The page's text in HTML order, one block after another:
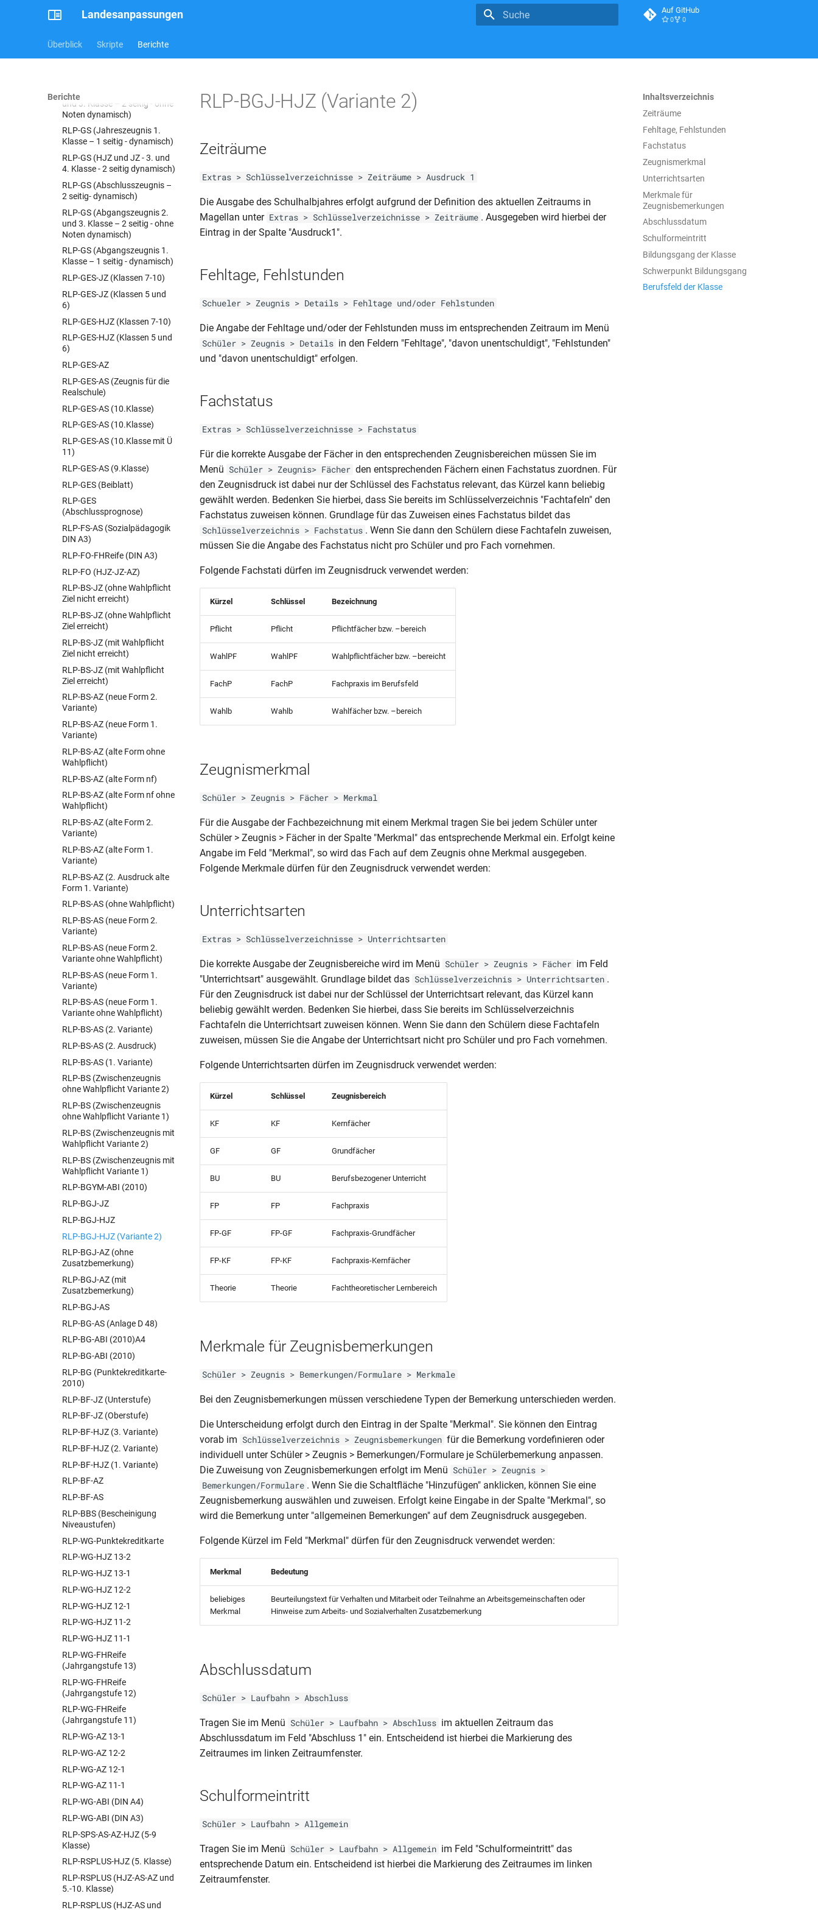
Landesanpassungen Auf GitHub
0 0
Überblick Skripte Berichte
Berichte
BER-GY-JZ (Schul Z 250)
BER-GY-JZ (Schul Z 251)
(07.10)
BER-GY-JZ (Schul Z 300)
(11.11)
BER-GY-JZ (Schul Z 300)
BER-GY-JZ (Schul Z 302)
BER-GY-ZAS (Schul II 929-
BER-GY-ZAS (Schul II 929-9)
(09.07)
BER-GY-ZAS (Schul II 929-9)
(12.08)
BER-GY-ZAZ (Schul II 929-12)
(12.08)
BER-KO
(abi_4a_berechnungsbogen_kollegs)
(03.12)
BER-KO-ABI (Schul Z 323)
(03.11)
BER-KO-ABI (Schul Z 323)
BER-KO-ABI (Schul Z 324)
(02.11)
BER-KO-ABI (Schul Z 324)
BER-KO-AS (Schul Z 320)
(06.07)
BER-KO-AS (Schul Z 320a-b)
(03.11)
BER-KO-AS (Schul Z 322)
(03.11)
BER-KO-AS (Schul Z 322)
BER-KO-AZ (Schul Z 321)
(03.11)
BER-KO-AZ (Schul Z 321)
BER-KO-ZAS (Schul Z 371)
(02.12)
BER-RS-AS (Schul Z 240)
BER-RS-AS (Schul Z 241)
BER-RS-AZ (Schul Z 242)
BER-RS-AZ (Schul Z 242)
BER-Schul II 799-3 -
(Zeugnisliste
Qualifikationsphase ISS-
GemS-BG)(11.19)
BER-Schul Z 102 (11.10)
BER-Schul Z 202 (07.10)
BER-Schul Z 212 (2021-2022)
BER-Schul Z 213(11.19)
BER-Schul Z 213(2020.2021)
BER-Schul Z 213(2021.2022)
BER-Schul Z 240 (09.17)
BER-Schul Z 250 (03.23)
BER-Schul Z 250 Co (04.21)
BER-Schul Z 250 (11.19)
BER-Schul Z 250 (02.15)
BER-Schul Z 251 (03.23)
BER-Schul Z 251b (05.16)
BER-Schul Z 255 (09.17)
BER-Schul Z 255 (10.18)
BER-Schul Z 255 (2019.2020)
BER-Schul Z 255 (2020.2021)
BER-Schul Z 255 (2021.2022)
BER-Schul Z 255 - eBBR
(03.23)
BER-Schul Z 256 (10.18)
BER-Schul Z 256 (11.19)
BER-Schul Z 256 (2019.2020)
BER-Schul Z 256 (2020.2021)
BER-Schul Z 256 (2021.2022)
BER-Schul Z 256 (03.23)
BER-Schul Z 259 (03.23)
BER-Schul Z 300 (10.18)
BER-Schul Z 300 (11.19)
BER-Schul Z 300 (03.23)
BER-Schul Z 301 (11.18)
BER-Schul Z 301 (11.19)
BER-Schul Z 301 (03.23)
BER-Schul Z 302 (12.07)
BER-Schul Z 302 (10.18)
BER-Schul Z 302 (11.19)
BER-Schul Z 302 (03.23)
BER-Schul Z 303 (05.16)
BER-Schul Z 303 (10.18)
BER-Schul Z 303 (11.19)
BER-Schul Z 303 (03.23)
BER-Schul Z 306 (03.23)
BER-Schul Z 306 (03.22)(FG)
BER-Schul Z 306 (03.22)
BER-Schul Z 306 (03.22)(FG)
BER-Schul Z 306 (03.22)
BER-Schul Z 306 (05.16)
BER-Schul Z 306 (11.18)
BER-Schul Z 306 (11.19)(FG)
BER-Schul Z 306 (11.19)
BER-Schul Z 320 a–b (04.23)
BER-Schul Z 320 a–b (11.19)
BER-Schul Z 321 (04.23)
BER-Schul Z 322 (04.23)
BER-Schul Z 322 (11.19)
BER-Schul Z 323 (04.23)
BER-Schul Z 324 (04.23)
BER-Schul Z 324 (03.16)
BER-Schul Z 324 (03.22)
BER-Schul Z 324 (11.19)
BER-Schul Z 325 (04.23)
BER-Schul Z 350 (10.07)
BER-Schul Z 351
(10.18)_Kolleg
BER-Schul Z 351
(10.18)_Oberstufe
BER-Schul Z 351
(11.19)_Kolleg
BER-Schul Z 351
(11.19)_Oberstufe
BER-Schul Z 351
(03.23)_Kolleg
BER-Schul Z 351
(03.23)_Oberstufe
RLP-GS-AS
1 oder 2 seitig)
RLP-GS (Jahreszeugnis 2.
und 3. Klasse – 2 seitig - ohne
Noten dynamisch)
RLP-GS (Jahreszeugnis 1.
Klasse – 1 seitig - dynamisch)
RLP-GS (HJZ und JZ - 3. und
4. Klasse - 2 seitig dynamisch)
RLP-GS (Abschlusszeugnis –
2 seitig- dynamisch)
RLP-GS (Abgangszeugnis 2.
und 3. Klasse – 2 seitig - ohne
Noten dynamisch)
RLP-GS (Abgangszeugnis 1.
Klasse – 1 seitig - dynamisch)
RLP-GES-JZ (Klassen 7-10)
RLP-GES-JZ (Klassen 5 und
6)
RLP-GES-HJZ (Klassen 7-10)
RLP-GES-HJZ (Klassen 5 und
6)
RLP-GES-AZ
RLP-GES-AS (Zeugnis für die
Realschule)
RLP-GES-AS (10.Klasse)
RLP-GES-AS (10.Klasse)
RLP-GES-AS (10.Klasse mit Ü
11)
RLP-GES-AS (9.Klasse)
RLP-GES (Beiblatt)
RLP-GES
(Abschlussprognose)
RLP-FS-AS (Sozialpädagogik
DIN A3)
RLP-FO-FHReife (DIN A3)
RLP-FO (HJZ-JZ-AZ)
RLP-BS-JZ (ohne Wahlpflicht
Ziel nicht erreicht)
RLP-BS-JZ (ohne Wahlpflicht
Ziel erreicht)
RLP-BS-JZ (mit Wahlpflicht
Ziel nicht erreicht)
RLP-BS-JZ (mit Wahlpflicht
Ziel erreicht)
RLP-BS-AZ (neue Form 2.
Variante)
RLP-BS-AZ (neue Form 1.
Variante)
RLP-BS-AZ (alte Form ohne
Wahlpflicht)
RLP-BS-AZ (alte Form nf)
RLP-BS-AZ (alte Form nf ohne
Wahlpflicht)
RLP-BS-AZ (alte Form 2.
Variante)
RLP-BS-AZ (alte Form 1.
Variante)
RLP-BS-AZ (2. Ausdruck alte
Form 1. Variante)
RLP-BS-AS (ohne Wahlpflicht)
RLP-BS-AS (neue Form 2.
Variante)
RLP-BS-AS (neue Form 2.
Variante ohne Wahlpflicht)
RLP-BS-AS (neue Form 1.
Variante)
RLP-BS-AS (neue Form 1.
Variante ohne Wahlpflicht)
RLP-BS-AS (2. Variante)
RLP-BS-AS (2. Ausdruck)
RLP-BS-AS (1. Variante)
RLP-BS (Zwischenzeugnis
ohne Wahlpflicht Variante 2)
RLP-BS (Zwischenzeugnis
ohne Wahlpflicht Variante 1)
RLP-BS (Zwischenzeugnis mit
Wahlpflicht Variante 2)
RLP-BS (Zwischenzeugnis mit
Wahlpflicht Variante 1)
RLP-BGYM-ABI (2010)
RLP-BGJ-JZ
RLP-BGJ-HJZ
RLP-BGJ-HJZ (Variante 2)
RLP-BGJ-AZ (ohne
Zusatzbemerkung)
RLP-BGJ-AZ (mit
Zusatzbemerkung)
RLP-BGJ-AS
RLP-BG-AS (Anlage D 48)
RLP-BG-ABI (2010)A4
RLP-BG-ABI (2010)
RLP-BG (Punktekreditkarte-
2010)
RLP-BF-JZ (Unterstufe)
RLP-BF-JZ (Oberstufe)
RLP-BF-HJZ (3. Variante)
RLP-BF-HJZ (2. Variante)
RLP-BF-HJZ (1. Variante)
RLP-BF-AZ
RLP-BF-AS
RLP-BBS (Bescheinigung
Niveaustufen)
RLP-WG-Punktekreditkarte
RLP-WG-HJZ 13-2
RLP-WG-HJZ 13-1
RLP-WG-HJZ 12-2
RLP-WG-HJZ 12-1
RLP-WG-HJZ 11-2
RLP-WG-HJZ 11-1
RLP-WG-FHReife
(Jahrgangstufe 13)
RLP-WG-FHReife
(Jahrgangstufe 12)
RLP-WG-FHReife
(Jahrgangstufe 11)
RLP-WG-AZ 13-1
RLP-WG-AZ 12-2
RLP-WG-AZ 12-1
RLP-WG-AZ 11-1
RLP-WG-ABI (DIN A4)
RLP-WG-ABI (DIN A3)
RLP-SPS-AS-AZ-HJZ (5-9
Klasse)
RLP-RSPLUS-HJZ (5. Klasse)
RLP-RSPLUS (HJZ-AS-AZ und
5.-10. Klasse)
RLP-RSPLUS (HJZ-AS und
Inhaltsverzeichnis
Zeiträume
Fehltage, Fehlstunden
Fachstatus
Zeugnismerkmal
Unterrichtsarten
Merkmale für
Zeugnisbemerkungen
Abschlussdatum
Schulformeintritt
Bildungsgang der Klasse
Schwerpunkt Bildungsgang
Berufsfeld der Klasse
RLP-BGJ-HJZ (Variante 2)
Zeiträume
Extras > Schlüsselverzeichnisse > Zeiträume > Ausdruck 1
Die Ausgabe des Schulhalbjahres erfolgt aufgrund der Definition des aktuellen Zeitraums in
Magellan unter Extras > Schlüsselverzeichnisse > Zeiträume . Ausgegeben wird hierbei der
Eintrag in der Spalte "Ausdruck1".
Fehltage, Fehlstunden
Schueler > Zeugnis > Details > Fehltage und/oder Fehlstunden
Die Angabe der Fehltage und/oder der Fehlstunden muss im entsprechenden Zeitraum im Menü
Schüler > Zeugnis > Details in den Feldern "Fehltage", "davon unentschuldigt", "Fehlstunden"
und "davon unentschuldigt" erfolgen.
Fachstatus
Extras > Schlüsselverzeichnisse > Fachstatus
Für die korrekte Ausgabe der Fächer in den entsprechenden Zeugnisbereichen müssen Sie im
Menü Schüler > Zeugnis> Fächer den entsprechenden Fächern einen Fachstatus zuordnen. Für
den Zeugnisdruck ist dabei nur der Schlüssel des Fachstatus relevant, das Kürzel kann beliebig
gewählt werden. Bedenken Sie hierbei, dass Sie bereits im Schlüsselverzeichnis "Fachtafeln" den
Fachstatus zuweisen können. Grundlage für das Zuweisen eines Fachstatus bildet das
Schlüsselverzeichnis > Fachstatus . Wenn Sie dann den Schülern diese Fachtafeln zuweisen,
müssen Sie die Angabe des Fachstatus nicht pro Schüler und pro Fach vornehmen.
Folgende Fachstati dürfen im Zeugnisdruck verwendet werden:
Kürzel Schlüssel Bezeichnung
Pflicht Pflicht Pflichtfächer bzw. –bereich
WahlPF WahlPF Wahlpflichtfächer bzw. –bereicht
FachP FachP Fachpraxis im Berufsfeld
Wahlb Wahlb Wahlfächer bzw. –bereich
Zeugnismerkmal
Schüler > Zeugnis > Fächer > Merkmal
Für die Ausgabe der Fachbezeichnung mit einem Merkmal tragen Sie bei jedem Schüler unter
Schüler > Zeugnis > Fächer in der Spalte "Merkmal" das entsprechende Merkmal ein. Erfolgt keine
Angabe im Feld "Merkmal", so wird das Fach auf dem Zeugnis ohne Merkmal ausgegeben.
Folgende Merkmale dürfen für den Zeugnisdruck verwendet werden:
Unterrichtsarten
Extras > Schlüsselverzeichnisse > Unterrichtsarten
Die korrekte Ausgabe der Zeugnisbereiche wird im Menü Schüler > Zeugnis > Fächer im Feld
"Unterrichtsart" ausgewählt. Grundlage bildet das Schlüsselverzeichnis > Unterrichtsarten .
Für den Zeugnisdruck ist dabei nur der Schlüssel der Unterrichtsart relevant, das Kürzel kann
beliebig gewählt werden. Bedenken Sie hierbei, dass Sie bereits im Schlüsselverzeichnis
Fachtafeln die Unterrichtsart zuweisen können. Wenn Sie dann den Schülern diese Fachtafeln
zuweisen, müssen Sie die Angabe der Unterrichtsart nicht pro Schüler und pro Fach vornehmen.
Folgende Unterrichtsarten dürfen im Zeugnisdruck verwendet werden:
Kürzel Schlüssel Zeugnisbereich
KF KF Kernfächer
GF GF Grundfächer
BU BU Berufsbezogener Unterricht
FP FP Fachpraxis
FP-GF FP-GF Fachpraxis-Grundfächer
FP-KF FP-KF Fachpraxis-Kernfächer
Theorie Theorie Fachtheoretischer Lernbereich
Merkmale für Zeugnisbemerkungen
Schüler > Zeugnis > Bemerkungen/Formulare > Merkmale
Bei den Zeugnisbemerkungen müssen verschiedene Typen der Bemerkung unterschieden werden.
Die Unterscheidung erfolgt durch den Eintrag in der Spalte "Merkmal". Sie können den Eintrag
vorab im Schlüsselverzeichnis > Zeugnisbemerkungen für die Bemerkung vordefinieren oder
individuell unter Schüler > Zeugnis > Bemerkungen/Formulare je Schülerbemerkung anpassen.
Die Zuweisung von Zeugnisbemerkungen erfolgt im Menü Schüler > Zeugnis >
Bemerkungen/Formulare . Wenn Sie die Schaltfläche "Hinzufügen" anklicken, können Sie eine
Zeugnisbemerkung auswählen und zuweisen. Erfolgt keine Eingabe in der Spalte "Merkmal", so
wird die Bemerkung unter "allgemeinen Bemerkungen" auf dem Zeugnisdruck ausgegeben.
Folgende Kürzel im Feld "Merkmal" dürfen für den Zeugnisdruck verwendet werden:
Merkmal Bedeutung
beliebiges
Merkmal
Beurteilungstext für Verhalten und Mitarbeit oder Teilnahme an Arbeitsgemeinschaften oder
Hinweise zum Arbeits- und Sozialverhalten Zusatzbemerkung
Abschlussdatum
Schüler > Laufbahn > Abschluss
Tragen Sie im Menü Schüler > Laufbahn > Abschluss im aktuellen Zeitraum das
Abschlussdatum im Feld "Abschluss 1" ein. Entscheidend ist hierbei die Markierung des
Zeitraumes im linken Zeitraumfenster.
Schulformeintritt
Schüler > Laufbahn > Allgemein
Tragen Sie im Menü Schüler > Laufbahn > Allgemein im Feld "Schulformeintritt" das
entsprechende Datum ein. Entscheidend ist hierbei die Markierung des Zeitraumes im linken
Zeitraumfenster.